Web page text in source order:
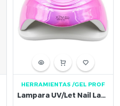
HERRAMIENTAS /GEL PROF
Lampara UV/Let Nail Lamp 168 w Rosa